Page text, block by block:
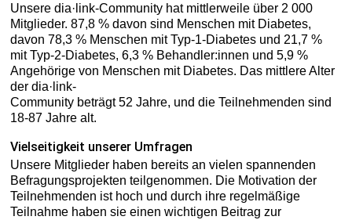
Unsere dia·link-Community hat mittlerweile über 2 000
Mitglieder. 87,8 % davon sind Menschen mit Diabetes,
davon 78,3 % Menschen mit Typ-1-Diabetes und 21,7 %
mit Typ-2-Diabetes, 6,3 % Behandler:innen und 5,9 %
Angehörige von Menschen mit Diabetes. Das mittlere Alter
der dia·link-
Community beträgt 52 Jahre, und die Teilnehmenden sind
18-87 Jahre alt.
Vielseitigkeit unserer Umfragen
Unsere Mitglieder haben bereits an vielen spannenden
Befragungsprojekten teilgenommen. Die Motivation der
Teilnehmenden ist hoch und durch ihre regelmäßige
Teilnahme haben sie einen wichtigen Beitrag zur